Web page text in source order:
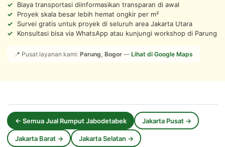
Biaya transportasi diinformasikan transparan di awal
Proyek skala besar lebih hemat ongkir per m²
Survei gratis untuk proyek di seluruh area Jakarta Utara
Konsultasi bisa via WhatsApp atau kunjungi workshop di Parung
📍 Pusat layanan kami: Parung, Bogor — Lihat di Google Maps
← Semua Jual Rumput Jabodetabek Jakarta Pusat →
Jakarta Barat → Jakarta Selatan →